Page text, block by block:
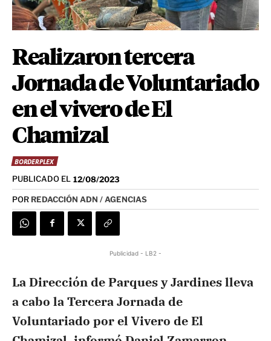
Realizaron tercera
Jornada de Voluntariado
en el vivero de El
Chamizal
BORDERPLEX
PUBLICADO EL 12/08/2023
POR REDACCIÓN ADN / AGENCIAS
Publicidad - LB2 -
La Dirección de Parques y Jardines lleva
a cabo la Tercera Jornada de
Voluntariado por el Vivero de El